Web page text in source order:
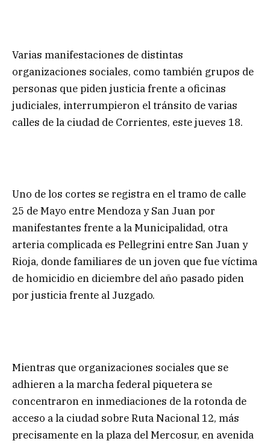
Varias manifestaciones de distintas
organizaciones sociales, como también grupos de
personas que piden justicia frente a oficinas
judiciales, interrumpieron el tránsito de varias
calles de la ciudad de Corrientes, este jueves 18.
Uno de los cortes se registra en el tramo de calle
25 de Mayo entre Mendoza y San Juan por
manifestantes frente a la Municipalidad, otra
arteria complicada es Pellegrini entre San Juan y
Rioja, donde familiares de un joven que fue víctima
de homicidio en diciembre del año pasado piden
por justicia frente al Juzgado.
Mientras que organizaciones sociales que se
adhieren a la marcha federal piquetera se
concentraron en inmediaciones de la rotonda de
acceso a la ciudad sobre Ruta Nacional 12, más
precisamente en la plaza del Mercosur, en avenida